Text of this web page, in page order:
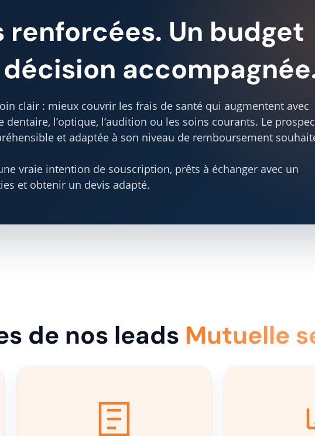
renforcées. Un budget
clair : mieux couvrir les frais de santé qui augmentent avec
dentaire, l’optique, l’audition ou les soins courants. Le
et adaptée à son niveau de remboursement
vraie intention de souscription, prêts à échanger avec un
et obtenir un devis adapté.
de nos leads Mutuelle